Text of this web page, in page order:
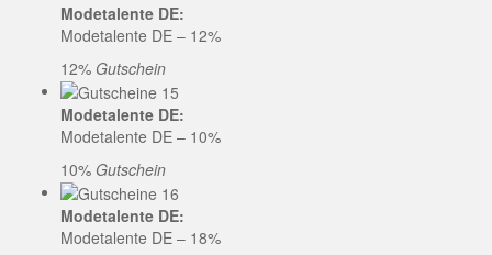
Modetalente DE:
Modetalente DE – 12%
12% Gutschein
Modetalente DE:
Modetalente DE – 10%
10% Gutschein
Modetalente DE:
Modetalente DE – 18%